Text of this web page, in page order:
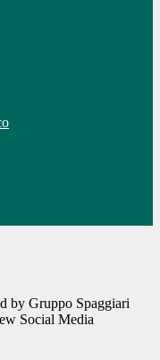
by Gruppo Spaggiari
Social Media